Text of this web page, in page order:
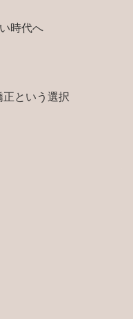
時代へ
正という選択